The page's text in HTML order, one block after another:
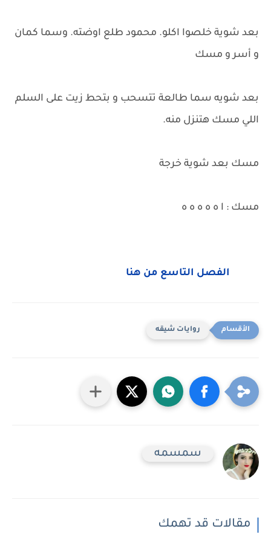
بعد شوية خلصوا اكلو. محمود طلع اوضته. وسما كمان
و أسر و مسك
بعد شويه سما طالعة تتسحب و بتحط زيت على السلم
اللي مسك هتنزل منه.
مسك بعد شوية خرجة
مسك : ا ه ه ه ه ه
الفصل التاسع من هنا
روايات شيقه
سمسمه
مقالات قد تهمك